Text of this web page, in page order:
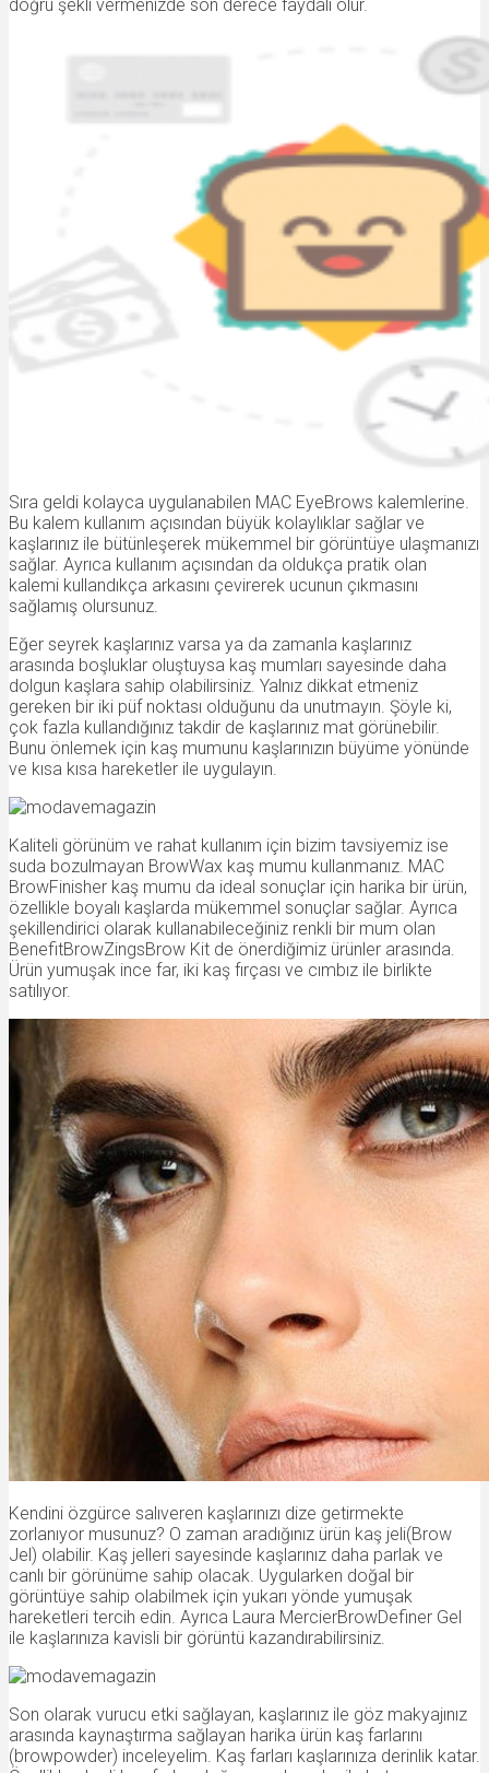
doğru şekli vermenizde son derece faydalı olur.
Sıra geldi kolayca uygulanabilen MAC EyeBrows kalemlerine.
Bu kalem kullanım açısından büyük kolaylıklar sağlar ve
kaşlarınız ile bütünleşerek mükemmel bir görüntüye ulaşmanızı
sağlar. Ayrıca kullanım açısından da oldukça pratik olan
kalemi kullandıkça arkasını çevirerek ucunun çıkmasını
sağlamış olursunuz.
Eğer seyrek kaşlarınız varsa ya da zamanla kaşlarınız
arasında boşluklar oluştuysa kaş mumları sayesinde daha
dolgun kaşlara sahip olabilirsiniz. Yalnız dikkat etmeniz
gereken bir iki püf noktası olduğunu da unutmayın. Şöyle ki,
çok fazla kullandığınız takdir de kaşlarınız mat görünebilir.
Bunu önlemek için kaş mumunu kaşlarınızın büyüme yönünde
ve kısa kısa hareketler ile uygulayın.
Kaliteli görünüm ve rahat kullanım için bizim tavsiyemiz ise
suda bozulmayan BrowWax kaş mumu kullanmanız. MAC
BrowFinisher kaş mumu da ideal sonuçlar için harika bir ürün,
özellikle boyalı kaşlarda mükemmel sonuçlar sağlar. Ayrıca
şekillendirici olarak kullanabileceğiniz renkli bir mum olan
BenefitBrowZingsBrow Kit de önerdiğimiz ürünler arasında.
Ürün yumuşak ince far, iki kaş fırçası ve cımbız ile birlikte
satılıyor.
Kendini özgürce salıveren kaşlarınızı dize getirmekte
zorlanıyor musunuz? O zaman aradığınız ürün kaş jeli(Brow
Jel) olabilir. Kaş jelleri sayesinde kaşlarınız daha parlak ve
canlı bir görünüme sahip olacak. Uygularken doğal bir
görüntüye sahip olabilmek için yukarı yönde yumuşak
hareketleri tercih edin. Ayrıca Laura MercierBrowDefiner Gel
ile kaşlarınıza kavisli bir görüntü kazandırabilirsiniz.
Son olarak vurucu etki sağlayan, kaşlarınız ile göz makyajınız
arasında kaynaştırma sağlayan harika ürün kaş farlarını
(browpowder) inceleyelim. Kaş farları kaşlarınıza derinlik katar.